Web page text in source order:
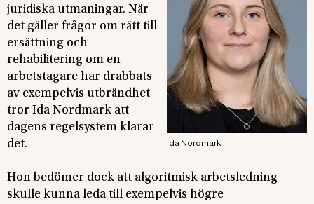
Ida Nordmark
juridiska utmaningar. När
det gäller frågor om rätt till
ersättning och
rehabilitering om en
arbetstagare har drabbats
av exempelvis utbrändhet
tror Ida Nordmark att
dagens regelsystem klarar
det.
Hon bedömer dock att algoritmisk arbetsledning
skulle kunna leda till exempelvis högre